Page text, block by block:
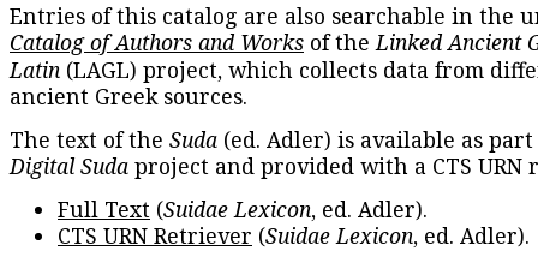
Entries of this catalog are also searchable in the
Catalog of Authors and Works of theLinked Ancient
Latin (LAGL) project, which collects data from
ancient Greek sources.
The text of the Suda (ed. Adler) is available as
Digital Suda project and provided with a CTS URN
Full Text (Suidae Lexicon, ed. Adler).
CTS URN Retriever (Suidae Lexicon, ed. Adler).